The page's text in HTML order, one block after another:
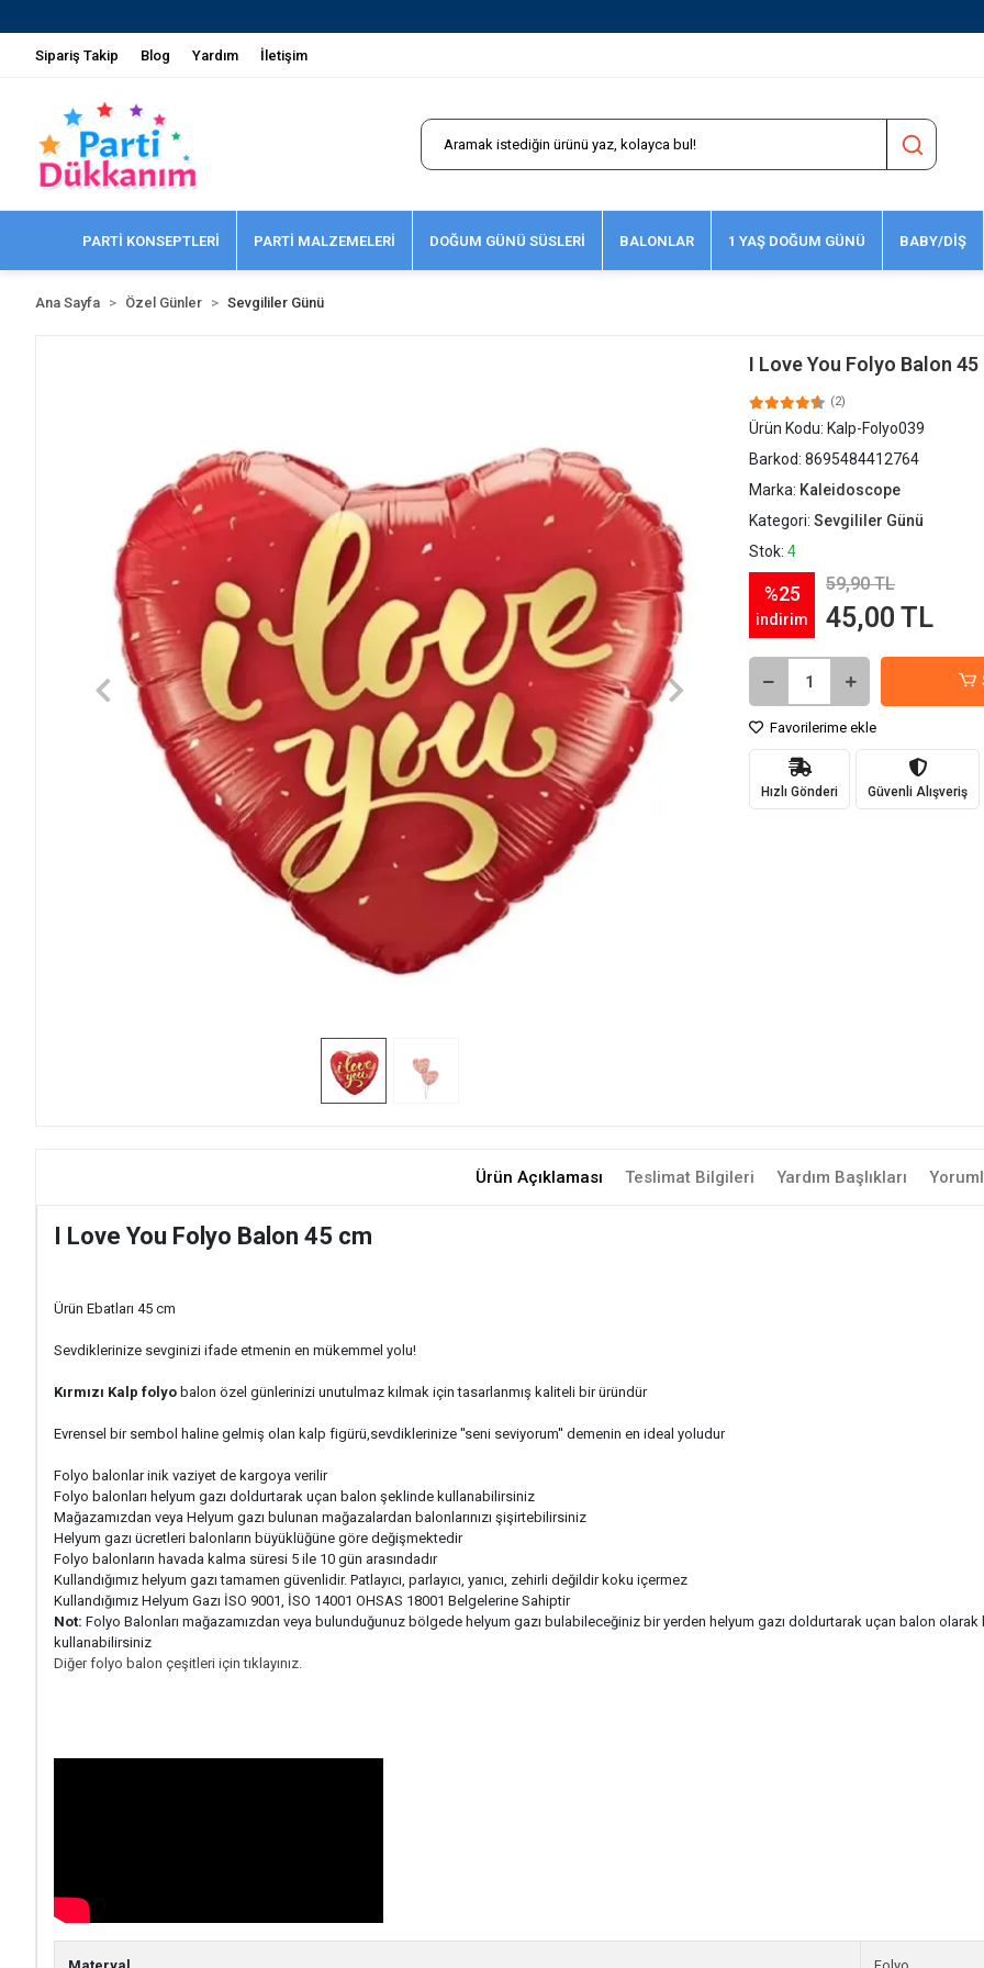
Sipariş Takip Blog Yardım İletişim
PARTİ KONSEPTLERİ PARTİ MALZEMELERİ DOĞUM GÜNÜ SÜSLERİ BALONLAR 1 YAŞ DOĞUM GÜNÜ BABY/DİŞ
Ana Sayfa Özel Günler Sevgililer Günü
I Love You Folyo Balon 45
(2)
Ürün Kodu: Kalp-Folyo039
Barkod: 8695484412764
Marka: Kaleidoscope
Kategori: Sevgililer Günü
Stok: 4
%25
indirim
59,90 TL
45,00 TL
Favorilerime ekle
Hızlı Gönderi Güvenli Alışveriş
Ürün Açıklaması Teslimat Bilgileri Yardım Başlıkları
I Love You Folyo Balon 45 cm
Ürün Ebatları 45 cm
Sevdiklerinize sevginizi ifade etmenin en mükemmel yolu!
Kırmızı Kalp folyo balon özel günlerinizi unutulmaz kılmak için tasarlanmış kaliteli bir üründür
Evrensel bir sembol haline gelmiş olan kalp figürü,sevdiklerinize ''seni seviyorum'' demenin en ideal yoludur
Folyo balonlar inik vaziyet de kargoya verilir
Folyo balonları helyum gazı doldurtarak uçan balon şeklinde kullanabilirsiniz
Mağazamızdan veya Helyum gazı bulunan mağazalardan balonlarınızı şişirtebilirsiniz
Helyum gazı ücretleri balonların büyüklüğüne göre değişmektedir
Folyo balonların havada kalma süresi 5 ile 10 gün arasındadır
Kullandığımız helyum gazı tamamen güvenlidir. Patlayıcı, parlayıcı, yanıcı, zehirli değildir koku içermez
Kullandığımız Helyum Gazı İSO 9001, İSO 14001 OHSAS 18001 Belgelerine Sahiptir
Not: Folyo Balonları mağazamızdan veya bulunduğunuz bölgede helyum gazı bulabileceğiniz bir yerden helyum gazı doldurtarak uçan balon
kullanabilirsiniz
Diğer folyo balon çeşitleri için tıklayınız.